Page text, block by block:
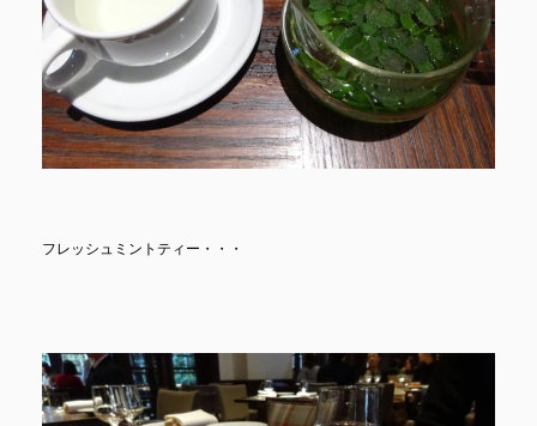
フレッシュミントティー・・・